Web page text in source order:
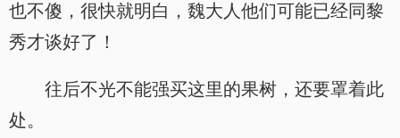
也不傻，很快就明白，魏大人他们可能已经同黎
秀才谈好了！
往后不光不能强买这里的果树，还要罩着此
处。